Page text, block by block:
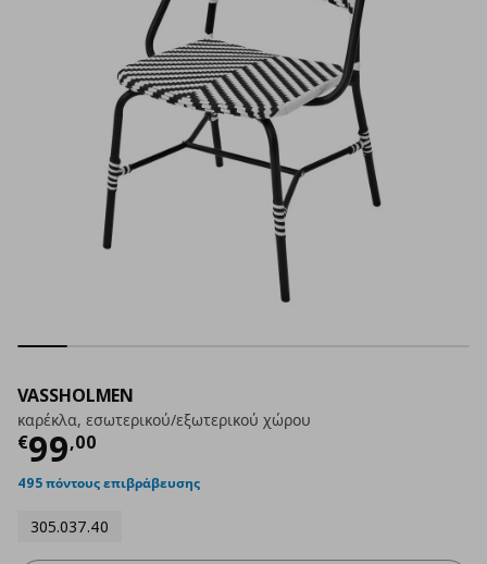
VASSHOLMEN
καρέκλα, εσωτερικού/εξωτερικού χώρου
€99,00
Τρέχουσα τιμή
495 πόντους επιβράβευσης
305.037.40